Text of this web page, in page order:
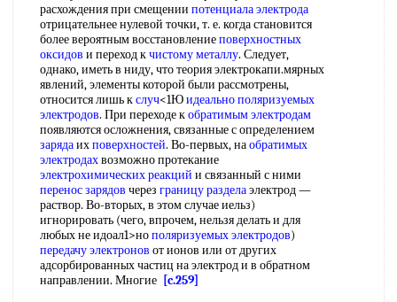
расхождения при смещении потенциала электрода
отрицательнее нулевой точки, т. е. когда становится
более вероятным восстановлениеповерхностных
оксидов и переход кчистому металлу. Следует,
однако, иметь в ниду, что теория электрокапи.мярных
явлений, элементы которой были рассмотрены,
относится лишь кслуч<1Юидеальнополяризуемых
электродов. При переходе кобратимым электродам
появляются осложнения, связанные с определением
зарядаихповерхностей. Во-первых, наобратимых
электродахвозможно протекание
электрохимических реакций и связанный с ними
перенос зарядов через границу разделаэлектрод —
раствор. Во-вторых, в этом случае иельз)
игнорировать (чего, впрочем, нельзя делать и для
любых не идоал1>нополяризуемых электродов)
передачу электронов от ионов или от других
адсорбированных частиц на электрод и в обратном
направлении. Многие [c.259]